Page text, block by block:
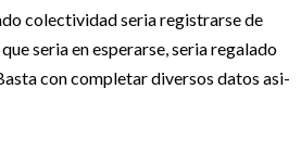
colectividad seri­a registrarse de
seri­a en esperarse, seri­a regalado
con completar diversos datos asi­